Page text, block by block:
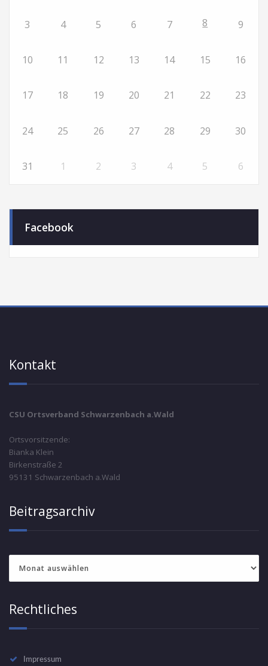
3 4 5 6 7 8 9
10 11 12 13 14 15 16
17 18 19 20 21 22 23
24 25 26 27 28 29 30
31 1 2 3 4 5 6
Facebook
Kontakt
CSU Ortsverband Schwarzenbach a.Wald
Ortsvorsitzende:
Bianka Klein
Birkenstraße 2
95131 Schwarzenbach a.Wald
Beitragsarchiv
Rechtliches
Impressum